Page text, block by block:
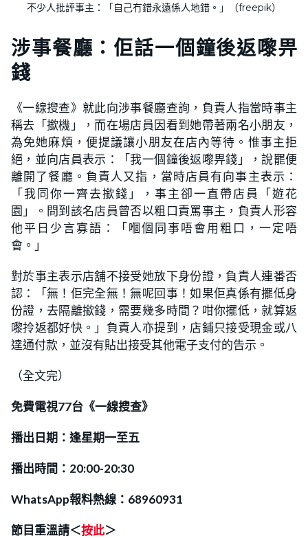
不少人批評事主：「自己冇錯永遠係人地錯。」（freepik）
涉事餐廳：佢話一個鐘後返嚟畀
錢
《一線搜查》就此向涉事餐廳查詢，負責人指當時事主
稱去「撳機」，而在場店員因看到她帶著兩名小朋友，
為免她麻煩，便提議讓小朋友在店內等待。惟事主拒
絕，並向店員表示：「我一個鐘後返嚟畀錢」，說罷便
離開了餐廳。負責人又指，當時店員有向事主表示：
「我同你一齊去撳錢」，事主卻一直帶店員「遊花
園」。問到該名店員曾否以粗口責罵事主，負責人形容
他平日少言寡語：「嗰個同事唔會用粗口，一定唔
會。」
對於事主表示店舖不接受她放下身份證，負責人連番否
認：「無！佢完全無！無呢回事！如果佢真係有擺低身
份證，去隔離撳錢，需要幾多時間？咁你擺低，就算返
嚟拎返都好快。」負責人亦提到，店鋪只接受現金或八
達通付款，並沒有貼出接受其他電子支付的告示。
（全文完）
免費電視77台《一線搜查》
播出日期：逢星期一至五
播出時間：20:00-20:30
WhatsApp報料熱線：68960931
節目重溫請＜按此＞